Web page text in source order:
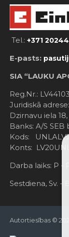
Tel.: +371
E-pasts:
SIA “LAUKU
Reg.Nr.:
Juridiskā adrese:
Dzirnavu iela
Banks: A/S SEB
Kods:
Konts:
Darba laiks: P -
Sestdiena, Sv. -
Autortiesības ©